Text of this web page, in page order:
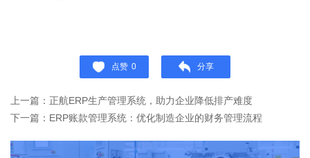
点赞 0 分享
上一篇：正航ERP生产管理系统，助力企业降低排产难度
下一篇：ERP账款管理系统：优化制造企业的财务管理流程